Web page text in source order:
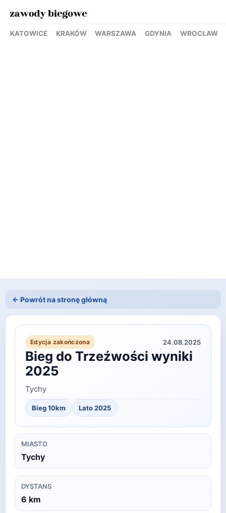
KATOWICE KRAKÓW WARSZAWA GDYNIA WROCŁAW
← Powrót na stronę główną
Edycja zakończona 24.08.2025
Bieg do Trzeźwości wyniki
2025
Tychy
Bieg 10km Lato2025
MIASTO
Tychy
DYSTANS
6 km